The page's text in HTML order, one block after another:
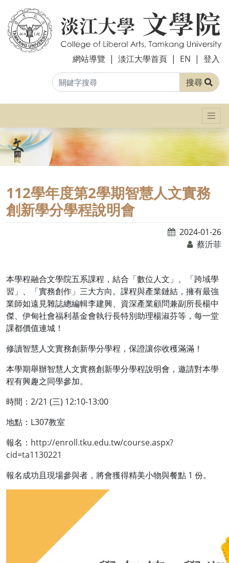
網站導覽 | 淡江大學首頁 | EN | 登入
搜尋
112學年度第2學期智慧人文實務
創新學分學程說明會
2024-01-26
蔡沂菲
本學程融合文學院五系課程，結合「數位人文」、「跨域學
習」、「實務創作」三大方向。課程與產業鏈結，擁有最強
業師如遠見雜誌總編輯李建興、資深產業顧問兼副所長楊中
傑、伊甸社會福利基金會執行長特別助理楊淑芬等，每一堂
課都價值連城！
修讀智慧人文實務創新學分學程，保證讓你收穫滿滿！
本學期舉辦智慧人文實務創新學分學程說明會，邀請對本學
程有興趣之同學參加。
時間：2/21 (三) 12:10-13:00
地點：L307教室
報名： http://enroll.tku.edu.tw/course.aspx?
cid=ta1130221
報名成功且現場參與者，將會獲得精美小物與餐點 1 份。